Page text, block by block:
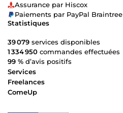
Assurance par Hiscox
Paiements par PayPal Braintree
Statistiques
39 079 services disponibles
1 334 950 commandes effectuées
99 % d’avis positifs
Services
Freelances
ComeUp